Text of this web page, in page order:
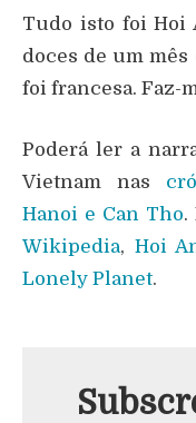
Tudo isto foi Hoi
doces de um
foi francesa. Faz-
Poderá ler a
Vietnam nas
Hanoi e Can Tho.
Wikipedia, Hoi
Lonely Planet.